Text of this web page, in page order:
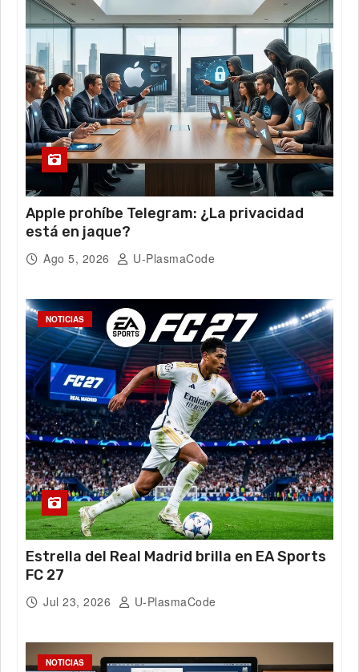
Apple prohíbe Telegram: ¿La privacidad
está en jaque?
Ago 5, 2026 U-PlasmaCode
NOTICIAS
Estrella del Real Madrid brilla en EA Sports
FC 27
Jul 23, 2026 U-PlasmaCode
NOTICIAS